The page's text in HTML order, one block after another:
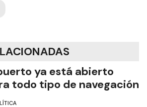
ya está abierto
todo tipo de navegación